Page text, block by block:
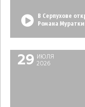
В Серпухове
Романа
29
ИЮЛЯ
2026